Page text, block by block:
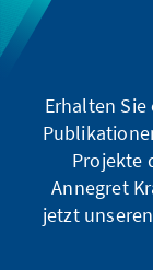
Erhalten
Projekte
Annegret
jetzt